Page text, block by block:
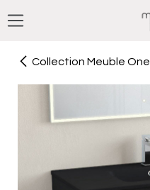
Collection Meuble One